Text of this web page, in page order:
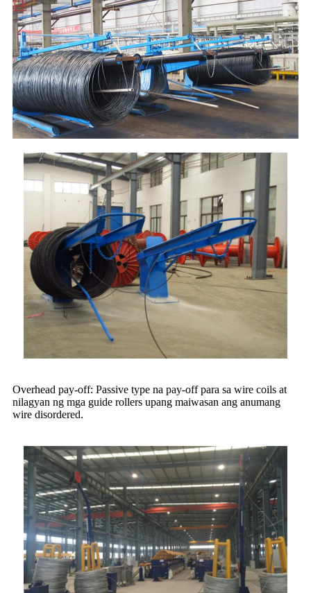
Overhead pay-off: Passive type na pay-off para sa wire coils at
nilagyan ng mga guide rollers upang maiwasan ang anumang
wire disordered.